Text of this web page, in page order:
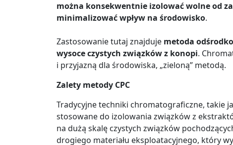
można konsekwentnie izolować wolne od
minimalizować wpływ na środowisko.
Zastosowanie tutaj znajduje metoda
wysoce czystych związków z konopi.
i przyjazną dla środowiska, „zieloną” metodą.
Zalety metody CPC
Tradycyjne techniki chromatograficzne, takie
stosowane do izolowania związków z
na dużą skalę czystych związków
drogiego materiału eksploatacyjnego, który